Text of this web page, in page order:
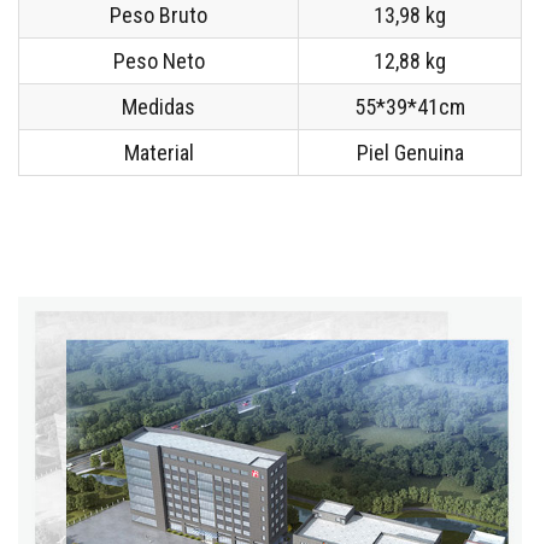
Peso Bruto
13,98 kg
Peso Neto
12,88 kg
Medidas
55*39*41cm
Material
Piel Genuina